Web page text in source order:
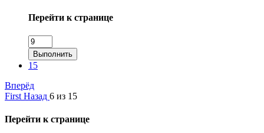
Перейти к странице
Выполнить
15
Вперёд
First Назад 6 из 15
Перейти к странице